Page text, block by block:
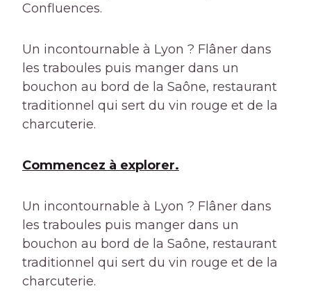
Confluences.
Un incontournable à Lyon ? Flâner dans
les traboules puis manger dans un
bouchon au bord de la Saône, restaurant
traditionnel qui sert du vin rouge et de la
charcuterie.
Commencez à explorer.
Un incontournable à Lyon ? Flâner dans
les traboules puis manger dans un
bouchon au bord de la Saône, restaurant
traditionnel qui sert du vin rouge et de la
charcuterie.